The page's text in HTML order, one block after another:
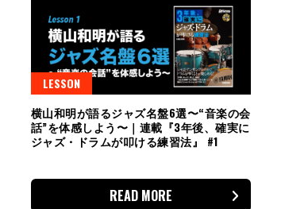
LESSON
横山和明が語るジャズ名盤6選〜“音楽の会
話”を体感しよう〜｜連載『3年後、確実に
ジャズ・ドラムが叩ける練習法』 #1
READ MORE